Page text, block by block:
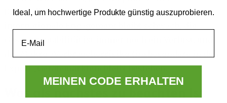
Kostendisziplin. Auf der vorsichtigen Seite: Das
Gesamtrentabilität ist immer noch ein Verlust, und
das Makro-/Verbraucherrisiko (insbesondere in den
Export-/Gerätemärkten) bleibt bestehen.
Ideal, um hochwertige Produkte günstig auszuprobieren.
MEINEN CODE ERHALTEN